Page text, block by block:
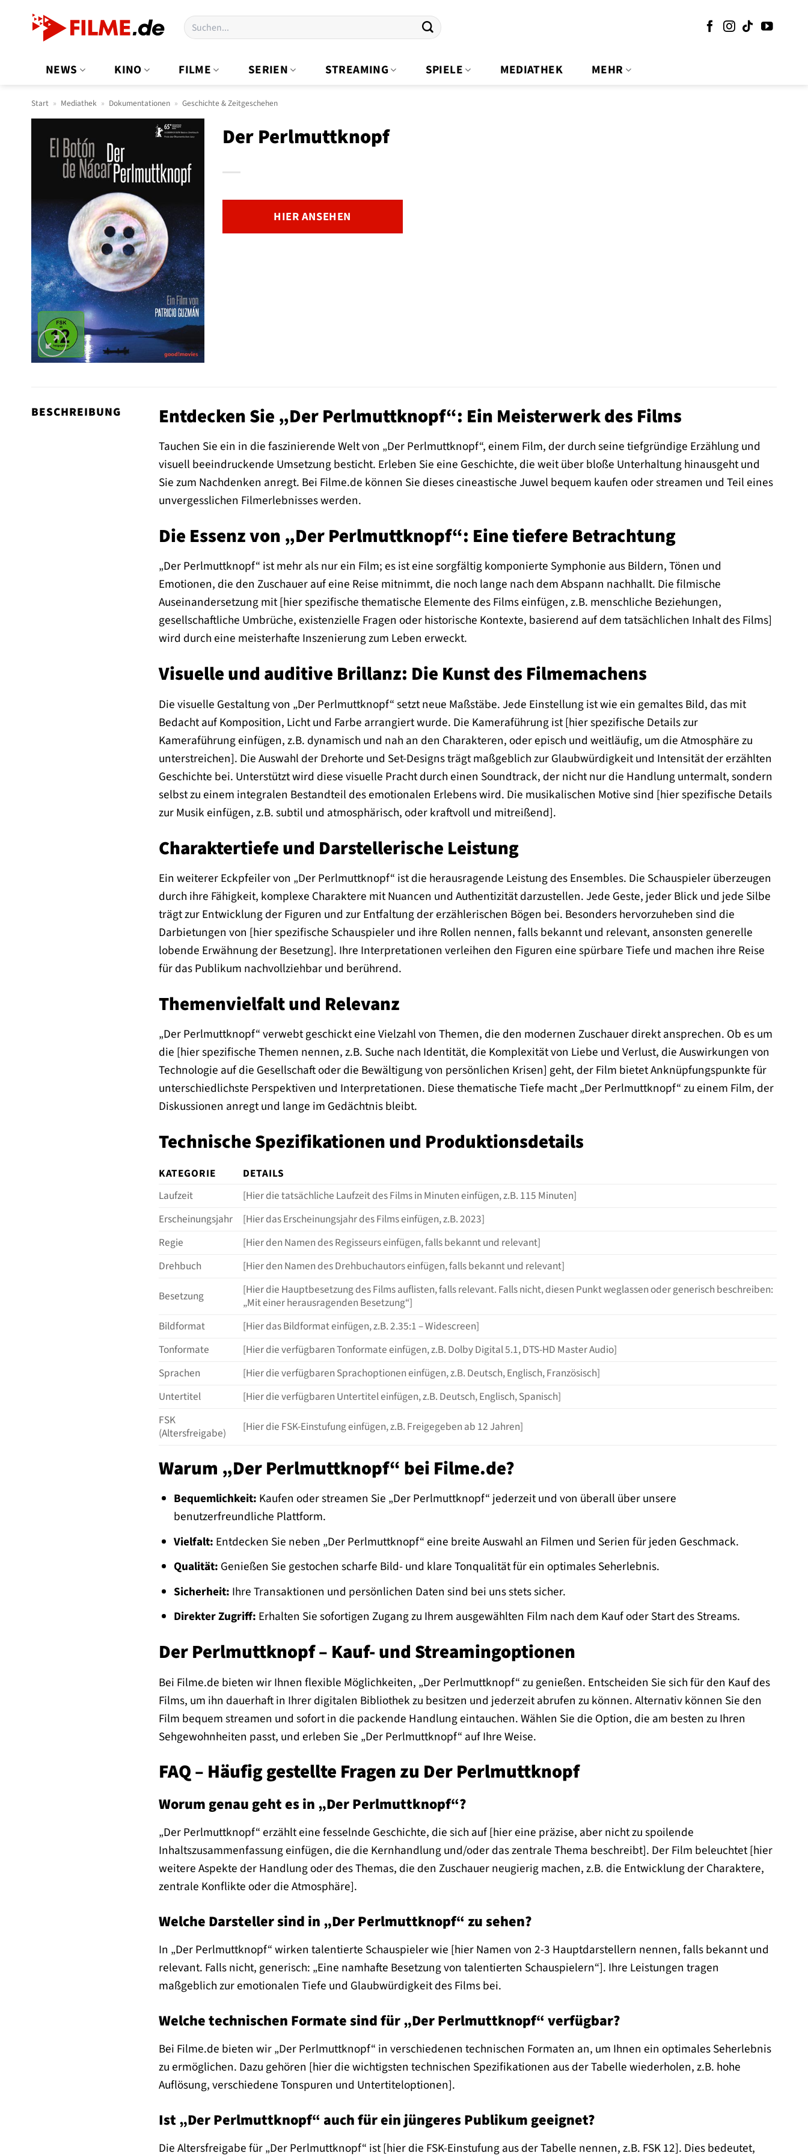
Suchen
nach:
NEWS KINO FILME SERIEN STREAMING SPIELE MEDIATHEK MEHR
Start » Mediathek » Dokumentationen » Geschichte & Zeitgeschehen
Der Perlmuttknopf
HIER ANSEHEN
BESCHREIBUNG Entdecken Sie „Der Perlmuttknopf“: Ein Meisterwerk des Films
Tauchen Sie ein in die faszinierende Welt von „Der Perlmuttknopf“, einem Film, der durch seine tiefgründige Erzählung und
visuell beeindruckende Umsetzung besticht. Erleben Sie eine Geschichte, die weit über bloße Unterhaltung hinausgeht und
Sie zum Nachdenken anregt. Bei Filme.de können Sie dieses cineastische Juwel bequem kaufen oder streamen und Teil eines
unvergesslichen Filmerlebnisses werden.
Die Essenz von „Der Perlmuttknopf“: Eine tiefere Betrachtung
„Der Perlmuttknopf“ ist mehr als nur ein Film; es ist eine sorgfältig komponierte Symphonie aus Bildern, Tönen und
Emotionen, die den Zuschauer auf eine Reise mitnimmt, die noch lange nach dem Abspann nachhallt. Die filmische
Auseinandersetzung mit [hier spezifische thematische Elemente des Films einfügen, z.B. menschliche Beziehungen,
gesellschaftliche Umbrüche, existenzielle Fragen oder historische Kontexte, basierend auf dem tatsächlichen Inhalt des Films]
wird durch eine meisterhafte Inszenierung zum Leben erweckt.
Visuelle und auditive Brillanz: Die Kunst des Filmemachens
Die visuelle Gestaltung von „Der Perlmuttknopf“ setzt neue Maßstäbe. Jede Einstellung ist wie ein gemaltes Bild, das mit
Bedacht auf Komposition, Licht und Farbe arrangiert wurde. Die Kameraführung ist [hier spezifische Details zur
Kameraführung einfügen, z.B. dynamisch und nah an den Charakteren, oder episch und weitläufig, um die Atmosphäre zu
unterstreichen]. Die Auswahl der Drehorte und Set-Designs trägt maßgeblich zur Glaubwürdigkeit und Intensität der erzählten
Geschichte bei. Unterstützt wird diese visuelle Pracht durch einen Soundtrack, der nicht nur die Handlung untermalt, sondern
selbst zu einem integralen Bestandteil des emotionalen Erlebens wird. Die musikalischen Motive sind [hier spezifische Details
zur Musik einfügen, z.B. subtil und atmosphärisch, oder kraftvoll und mitreißend].
Charaktertiefe und Darstellerische Leistung
Ein weiterer Eckpfeiler von „Der Perlmuttknopf“ ist die herausragende Leistung des Ensembles. Die Schauspieler überzeugen
durch ihre Fähigkeit, komplexe Charaktere mit Nuancen und Authentizität darzustellen. Jede Geste, jeder Blick und jede Silbe
trägt zur Entwicklung der Figuren und zur Entfaltung der erzählerischen Bögen bei. Besonders hervorzuheben sind die
Darbietungen von [hier spezifische Schauspieler und ihre Rollen nennen, falls bekannt und relevant, ansonsten generelle
lobende Erwähnung der Besetzung]. Ihre Interpretationen verleihen den Figuren eine spürbare Tiefe und machen ihre Reise
für das Publikum nachvollziehbar und berührend.
Themenvielfalt und Relevanz
„Der Perlmuttknopf“ verwebt geschickt eine Vielzahl von Themen, die den modernen Zuschauer direkt ansprechen. Ob es um
die [hier spezifische Themen nennen, z.B. Suche nach Identität, die Komplexität von Liebe und Verlust, die Auswirkungen von
Technologie auf die Gesellschaft oder die Bewältigung von persönlichen Krisen] geht, der Film bietet Anknüpfungspunkte für
unterschiedlichste Perspektiven und Interpretationen. Diese thematische Tiefe macht „Der Perlmuttknopf“ zu einem Film, der
Diskussionen anregt und lange im Gedächtnis bleibt.
Technische Spezifikationen und Produktionsdetails
KATEGORIE
DETAILS
Laufzeit
[Hier die tatsächliche Laufzeit des Films in Minuten einfügen, z.B. 115 Minuten]
Erscheinungsjahr
[Hier das Erscheinungsjahr des Films einfügen, z.B. 2023]
Regie
[Hier den Namen des Regisseurs einfügen, falls bekannt und relevant]
Drehbuch
[Hier den Namen des Drehbuchautors einfügen, falls bekannt und relevant]
Besetzung
[Hier die Hauptbesetzung des Films auflisten, falls relevant. Falls nicht, diesen Punkt weglassen oder generisch beschreiben:
„Mit einer herausragenden Besetzung“]
Bildformat
[Hier das Bildformat einfügen, z.B. 2.35:1 – Widescreen]
Tonformate
[Hier die verfügbaren Tonformate einfügen, z.B. Dolby Digital 5.1, DTS-HD Master Audio]
Sprachen
[Hier die verfügbaren Sprachoptionen einfügen, z.B. Deutsch, Englisch, Französisch]
Untertitel
[Hier die verfügbaren Untertitel einfügen, z.B. Deutsch, Englisch, Spanisch]
FSK
(Altersfreigabe)
[Hier die FSK-Einstufung einfügen, z.B. Freigegeben ab 12 Jahren]
Warum „Der Perlmuttknopf“ bei Filme.de?
Bequemlichkeit: Kaufen oder streamen Sie „Der Perlmuttknopf“ jederzeit und von überall über unsere
benutzerfreundliche Plattform.
Vielfalt: Entdecken Sie neben „Der Perlmuttknopf“ eine breite Auswahl an Filmen und Serien für jeden Geschmack.
Qualität: Genießen Sie gestochen scharfe Bild- und klare Tonqualität für ein optimales Seherlebnis.
Sicherheit: Ihre Transaktionen und persönlichen Daten sind bei uns stets sicher.
Direkter Zugriff: Erhalten Sie sofortigen Zugang zu Ihrem ausgewählten Film nach dem Kauf oder Start des Streams.
Der Perlmuttknopf – Kauf- und Streamingoptionen
Bei Filme.de bieten wir Ihnen flexible Möglichkeiten, „Der Perlmuttknopf“ zu genießen. Entscheiden Sie sich für den Kauf des
Films, um ihn dauerhaft in Ihrer digitalen Bibliothek zu besitzen und jederzeit abrufen zu können. Alternativ können Sie den
Film bequem streamen und sofort in die packende Handlung eintauchen. Wählen Sie die Option, die am besten zu Ihren
Sehgewohnheiten passt, und erleben Sie „Der Perlmuttknopf“ auf Ihre Weise.
FAQ – Häufig gestellte Fragen zu Der Perlmuttknopf
Worum genau geht es in „Der Perlmuttknopf“?
„Der Perlmuttknopf“ erzählt eine fesselnde Geschichte, die sich auf [hier eine präzise, aber nicht zu spoilende
Inhaltszusammenfassung einfügen, die die Kernhandlung und/oder das zentrale Thema beschreibt]. Der Film beleuchtet [hier
weitere Aspekte der Handlung oder des Themas, die den Zuschauer neugierig machen, z.B. die Entwicklung der Charaktere,
zentrale Konflikte oder die Atmosphäre].
Welche Darsteller sind in „Der Perlmuttknopf“ zu sehen?
In „Der Perlmuttknopf“ wirken talentierte Schauspieler wie [hier Namen von 2-3 Hauptdarstellern nennen, falls bekannt und
relevant. Falls nicht, generisch: „Eine namhafte Besetzung von talentierten Schauspielern“]. Ihre Leistungen tragen
maßgeblich zur emotionalen Tiefe und Glaubwürdigkeit des Films bei.
Welche technischen Formate sind für „Der Perlmuttknopf“ verfügbar?
Bei Filme.de bieten wir „Der Perlmuttknopf“ in verschiedenen technischen Formaten an, um Ihnen ein optimales Seherlebnis
zu ermöglichen. Dazu gehören [hier die wichtigsten technischen Spezifikationen aus der Tabelle wiederholen, z.B. hohe
Auflösung, verschiedene Tonspuren und Untertiteloptionen].
Ist „Der Perlmuttknopf“ auch für ein jüngeres Publikum geeignet?
Die Altersfreigabe für „Der Perlmuttknopf“ ist [hier die FSK-Einstufung aus der Tabelle nennen, z.B. FSK 12]. Dies bedeutet,